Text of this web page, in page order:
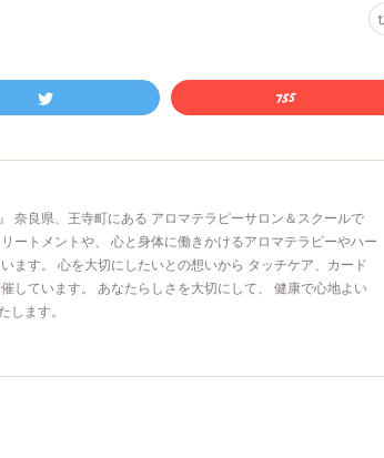
奈良県、王寺町にある アロマテラピーサロン＆スクールで
ートメントや、 心と身体に働きかけるアロマテラピーやハー
ます。 心を大切にしたいとの想いから タッチケア、カード
しています。 あなたらしさを大切にして、 健康で心地よい
ます。